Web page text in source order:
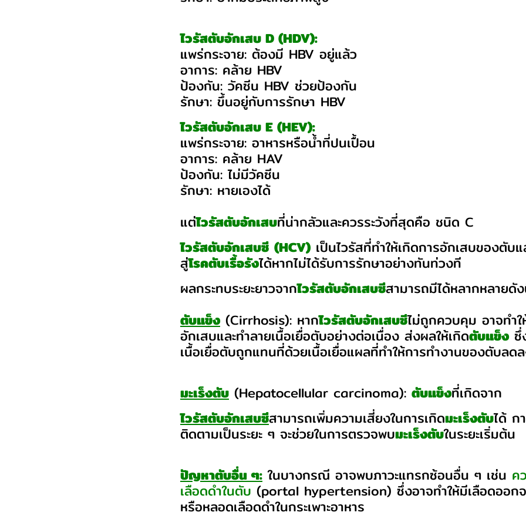
ไวรัสตับอักเสบ D (HDV):
แพร่กระจาย: ต้องมี HBV อยู่แล้ว
อาการ: คล้าย HBV
ป้องกัน: วัคซีน HBV ช่วยป้องกัน
รักษา: ขึ้นอยู่กับการรักษา HBV
ไวรัสตับอักเสบ E (HEV):
แพร่กระจาย: อาหารหรือน้ำที่ปนเปื้อน
อาการ: คล้าย HAV
ป้องกัน: ไม่มีวัคซีน
รักษา: หายเองได้
แต่ไวรัสตับอักเสบที่น่ากลัวและควรระวังที่สุดคือ ชนิด C
ไวรัสตับอักเสบซี (HCV) เป็นไวรัสที่ทำให้เกิดการอักเสบของตับแ
สู่โรคตับเรื้อรังได้หากไม่ได้รับการรักษาอย่างทันท่วงที
ผลกระทบระยะยาวจากไวรัสตับอักเสบซีสามารถมีได้หลากหลายดั
ตับแข็ง(Cirrhosis): หากไวรัสตับอักเสบซีไม่ถูกควบคุม อาจทำ
อักเสบและทำลายเนื้อเยื่อตับอย่างต่อเนื่อง ส่งผลให้เกิดตับแข็งซึ่
เนื้อเยื่อตับถูกแทนที่ด้วยเนื้อเยื่อแผลที่ทำให้การทำงานของตับลด
มะเร็งตับ (Hepatocellular carcinoma): ตับแข็งที่เกิดจาก
ไวรัสตับอักเสบซีสามารถเพิ่มความเสี่ยงในการเกิดมะเร็งตับได้ ก
ติดตามเป็นระยะ ๆ จะช่วยในการตรวจพบมะเร็งตับในระยะเริ่มต้น
ปัญหาตับอื่น ๆ: ในบางกรณี อาจพบภาวะแทรกซ้อนอื่น ๆ เช่น ค
เลือดดำในตับ (portal hypertension) ซึ่งอาจทำให้มีเลือดออก
หรือหลอดเลือดดำในกระเพาะอาหาร